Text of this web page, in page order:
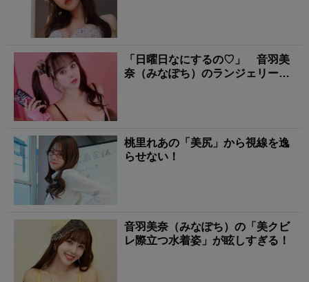
「日曜日なにするの♡」 音羽美
奈（みなぽち）のランジェリー姿
桃里れあの「美尻」から視線を逸
らせない！
音羽美奈（みなぽち）の「美クビ
レ際立つ水着姿」が眩しすぎる！